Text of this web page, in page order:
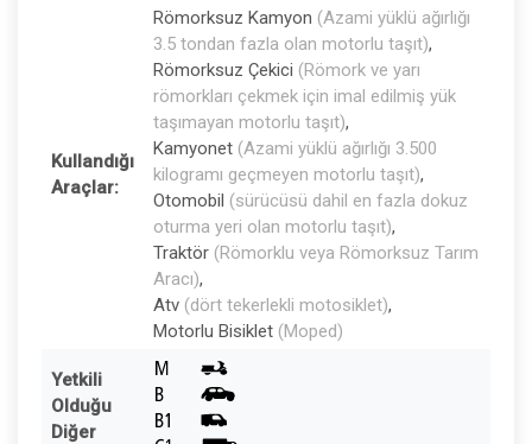
Kullandığı
Araçlar:
Römorksuz Kamyon (Azami yüklü ağırlığı
3.5 tondan fazla olan motorlu taşıt),
Römorksuz Çekici (Römork ve yarı
römorkları çekmek için imal edilmiş yük
taşımayan motorlu taşıt),
Kamyonet (Azami yüklü ağırlığı 3.500
kilogramı geçmeyen motorlu taşıt),
Otomobil (sürücüsü dahil en fazla dokuz
oturma yeri olan motorlu taşıt),
Traktör (Römorklu veya Römorksuz Tarım
Aracı),
Atv (dört tekerlekli motosiklet),
Motorlu Bisiklet (Moped)
Yetkili
Olduğu
Diğer